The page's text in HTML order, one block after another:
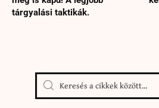
tárgyalási taktikák.